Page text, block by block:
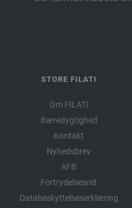
STORE FILATI
Om FILATI
Bæredygtighed
Kontakt
Nyhedsbrev
AFB
Fortrydelsesret
Databeskyttelseserklæring